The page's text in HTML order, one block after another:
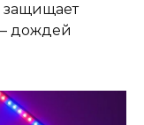
защищает
дождей